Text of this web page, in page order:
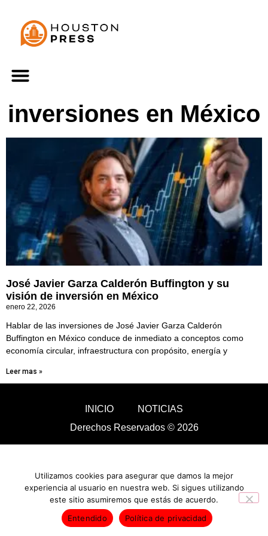
inversiones en México
José Javier Garza Calderón Buffington y su
visión de inversión en México
enero 22, 2026
Hablar de las inversiones de José Javier Garza Calderón
Buffington en México conduce de inmediato a conceptos como
economía circular, infraestructura con propósito, energía y
Leer mas »
INICIO
NOTICIAS
Derechos Reservados © 2026
Utilizamos cookies para asegurar que damos la mejor
experiencia al usuario en nuestra web. Si sigues utilizando
este sitio asumiremos que estás de acuerdo.
Entendido
Política de privacidad